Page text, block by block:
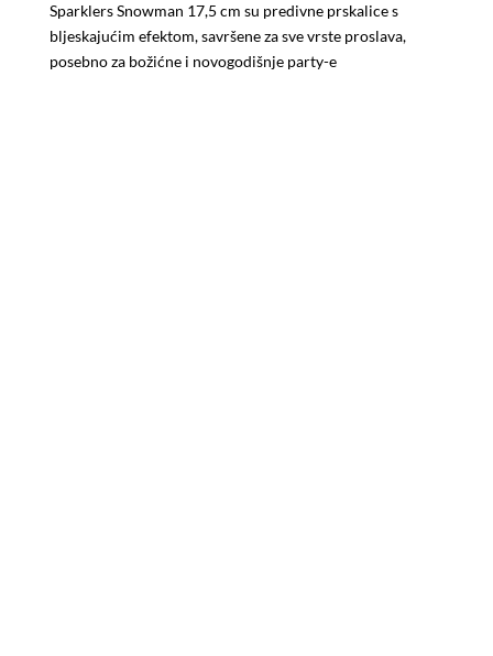
Sparklers Snowman 17,5 cm su predivne prskalice s
bljeskajućim efektom, savršene za sve vrste proslava,
posebno za božićne i novogodišnje party-e